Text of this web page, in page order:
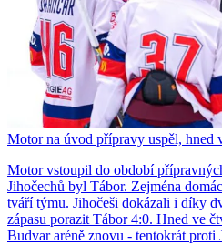
Motor na úvod přípravy uspěl, hned
Motor vstoupil do období
Jihočechů byl Tábor. Zejména
tváří týmu. Jihočeši dokázali i díky
zápasu porazit Tábor 4:0. Hned ve
Budvar aréně znovu - tentokrát proti